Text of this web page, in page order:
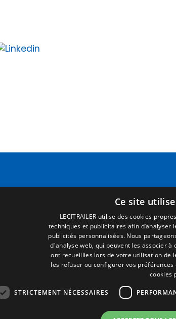
P. détachées
Portail emploi
Infos
EgaLecitrailer
© Lecitrailer S.A.
Ce site
LECITRAILER utilise des cookies
techniques et publicitaires afin
publicités personnalisées. Nous
d'analyse web, qui peuvent les associer
ont recueillies lors de votre utilisation de
les refuser ou configurer vos
cookies
STRICTEMENT NÉCESSAIRES